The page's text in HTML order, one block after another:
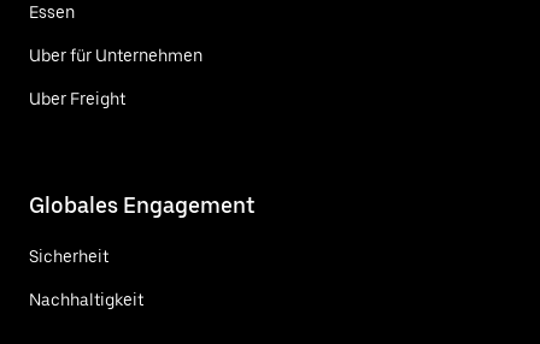
Essen
Uber für Unternehmen
Uber Freight
Globales Engagement
Sicherheit
Nachhaltigkeit